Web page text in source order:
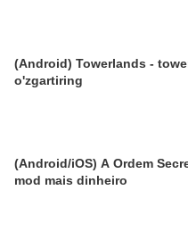
(Android) Towerlands -
o'zgartiring
(Android/iOS) A Ordem
mod mais dinheiro